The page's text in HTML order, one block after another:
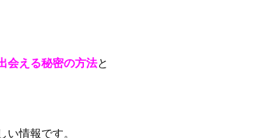
会える秘密の方法と
情報です。